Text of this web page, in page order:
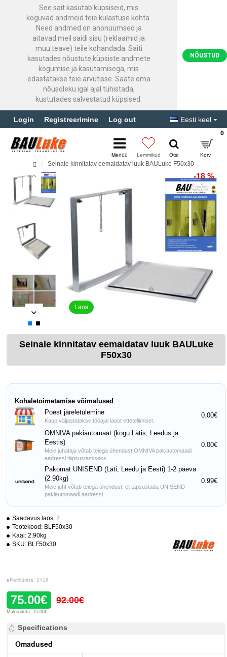
See sait kasutab küpsiseid, mis
koguvad andmeid teie külastuse kohta.
Need andmed on anonüümsed ja
aitavad meil saidi sisu (reklaamid ja
muu teave) teile kohandada. Saiti
kasutades nõustute küpsiste andmete
kogumise ja kasutamisega, mis
edastatakse teie arvutisse. Saate oma
nõusoleku igal ajal tühistada,
kustutades salvestatud küpsised.
NÕUSTUD
Login Registreerimine Log out Eesti keel
0
Seinale kinnitatav eemaldatav luuk BAULuke F50x30
Laos
-18 %
Seinale kinnitatav eemaldatav luuk BAULuke
F50x30
Saadavus laos: 2
Tootekood: BLF50x30
Kaal: 2.90kg
SKU: BLF50x30
Peržiūrėta: 2416
75.00€ 92.00€
Maksudeta: 75.00€
Kohaletoimetamise võimalused
Poest järeletulemine
Kaup väljastatakse tööajal laost ettetellimisel.
0.00€
OMNIVA pakiautomaat (kogu Lätis, Leedus ja
Eestis)
Meie juhataja võtab teiega ühendust OMNIVA pakiautomaadi
aadressi täpsustamiseks.
0.00€
Pakomat UNISEND (Läti, Leedu ja Eesti) 1-2 päeva
(2.90kg)
Meie juht võtab teiega ühendust, et täpsustada UNISEND
pakiautomaadi aadressi.
0.99€
Specifications
Omadused